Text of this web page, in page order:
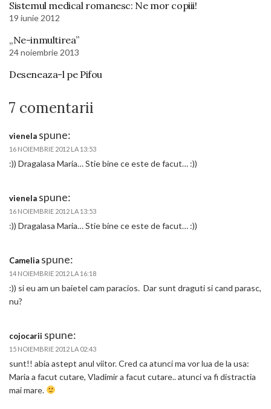
Sistemul medical romanesc: Ne mor copiii!
19 iunie 2012
„Ne-inmultirea”
24 noiembrie 2013
Deseneaza-l pe Pifou
7 comentarii
vienela spune:
16 NOIEMBRIE 2012 LA 13:53
:)) Dragalasa Maria… Stie bine ce este de facut… :))
vienela spune:
16 NOIEMBRIE 2012 LA 13:53
:)) Dragalasa Maria… Stie bine ce este de facut… :))
Camelia spune:
14 NOIEMBRIE 2012 LA 16:18
:)) si eu am un baietel cam paracios. Dar sunt draguti si cand parasc,
nu?
cojocarii spune:
15 NOIEMBRIE 2012 LA 02:43
sunt!! abia astept anul viitor. Cred ca atunci ma vor lua de la usa:
Maria a facut cutare, Vladimir a facut cutare.. atunci va fi distractia
mai mare.